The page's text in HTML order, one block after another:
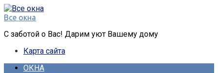
Перейти
к
Все окна
С заботой о Вас! Дарим уют Вашему дому
Карта сайта
ОКНА